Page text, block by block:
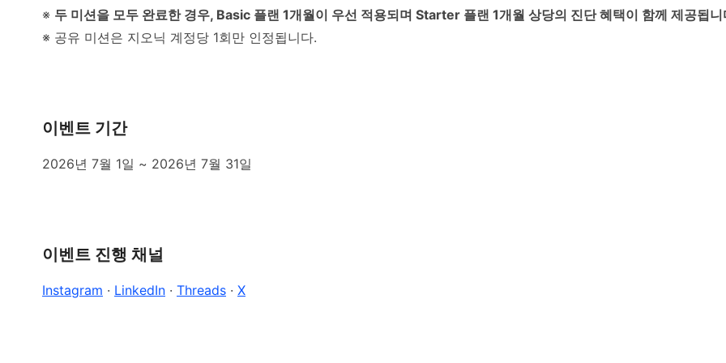
※ 두 미션을 모두 완료한 경우, Basic 플랜 1개월이 우선 적용되며 Starter 플랜 1개월 상당의 진단 혜택이 함께 제공됩
※ 공유 미션은 지오닉 계정당 1회만 인정됩니다.
이벤트 기간
2026년 7월 1일 ~ 2026년 7월 31일
이벤트 진행 채널
Instagram · LinkedIn · Threads · X